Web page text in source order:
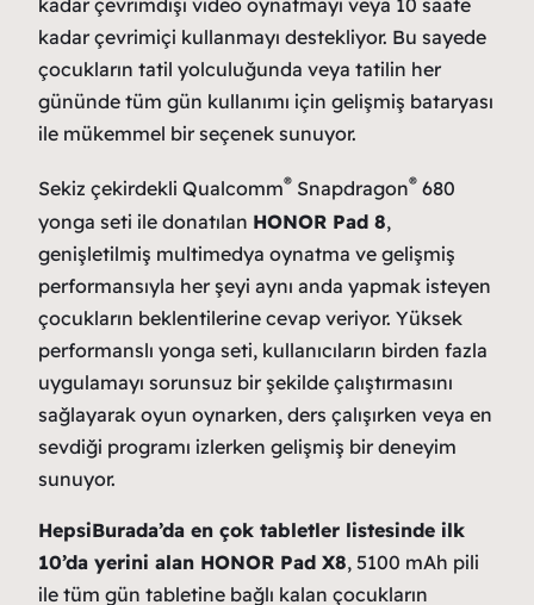
kadar çevrimdışı video oynatmayı veya 10 saate
kadar çevrimiçi kullanmayı destekliyor. Bu sayede
çocukların tatil yolculuğunda veya tatilin her
gününde tüm gün kullanımı için gelişmiş bataryası
ile mükemmel bir seçenek sunuyor.
Sekiz çekirdekli Qualcomm® Snapdragon® 680
yonga seti ile donatılan HONOR Pad 8,
genişletilmiş multimedya oynatma ve gelişmiş
performansıyla her şeyi aynı anda yapmak isteyen
çocukların beklentilerine cevap veriyor. Yüksek
performanslı yonga seti, kullanıcıların birden fazla
uygulamayı sorunsuz bir şekilde çalıştırmasını
sağlayarak oyun oynarken, ders çalışırken veya en
sevdiği programı izlerken gelişmiş bir deneyim
sunuyor.
HepsiBurada’da en çok tabletler listesinde ilk
10’da yerini alan HONOR Pad X8, 5100 mAh pili
ile tüm gün tabletine bağlı kalan çocukların